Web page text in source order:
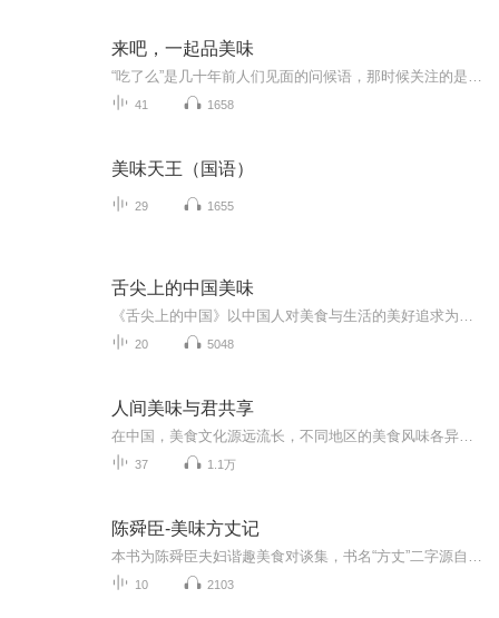
来吧，一起品美味
41 1658
美味天王（国语）
29 1655
舌尖上的中国美味
20 5048
人间美味与君共享
37 1.1万
陈舜臣-美味方丈记
10 2103